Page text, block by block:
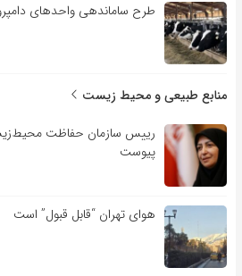
طرح ساماندهی واحدهای
منابع طبیعی و محیط زیست
رییس سازمان حفاظت
پیوست
هوای تهران “قابل قبول” است